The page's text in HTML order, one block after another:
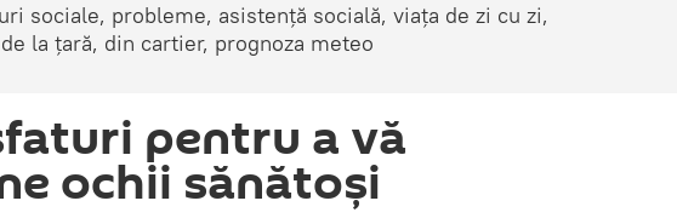
sociale, probleme, asistență socială, viața de zi cu zi,
la țară, din cartier, prognoza meteo
pentru a vă
ochii sănătoși